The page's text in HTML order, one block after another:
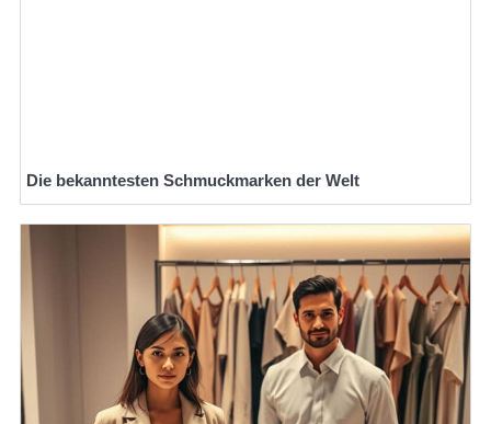
Die bekanntesten Schmuckmarken der Welt